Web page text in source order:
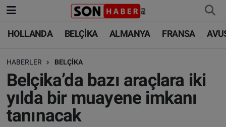
HOLLANDA BELÇİKA ALMANYA FRANSA
HABERLER BELÇİKA
Belçika’da bazı araçlara iki
yılda bir muayene imkanı
tanınacak
HOLLANDA
BELÇİKA
ALMANYA
FRANSA
HOLLANDA
BELÇİKA
ALMANYA
TÜRKİYE
Nöbetçi Eczaneler
Hava Durumu
Trafik Durumu
Süper Lig Puan Durumu ve Fikstür